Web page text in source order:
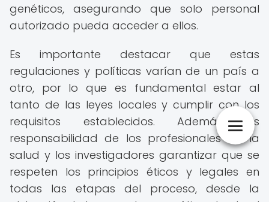
genéticos, asegurando que solo personal
autorizado pueda acceder a ellos.
Es importante destacar que estas
regulaciones y políticas varían de un país a
otro, por lo que es fundamental estar al
tanto de las leyes locales y cumplir con los
requisitos establecidos. Además, es
responsabilidad de los profesionales de la
salud y los investigadores garantizar que se
respeten los principios éticos y legales en
todas las etapas del proceso, desde la